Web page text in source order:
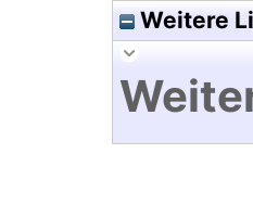
Weitere